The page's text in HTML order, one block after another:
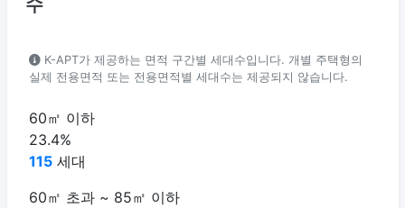
K-APT가 제공하는 면적 구간별 세대수입니다. 개별 주택형의
실제 전용면적 또는 전용면적별 세대수는 제공되지 않습니다.
60㎡ 이하
23.4%
115 세대
60㎡ 초과 ~ 85㎡ 이하